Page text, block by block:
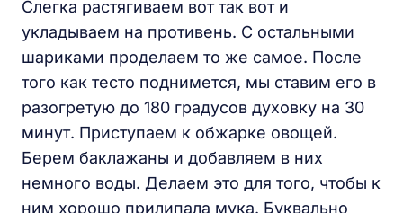
Слегка растягиваем вот так вот и
укладываем на противень. С остальными
шариками проделаем то же самое. После
того как тесто поднимется, мы ставим его в
разогретую до 180 градусов духовку на 30
минут. Приступаем к обжарке овощей.
Берем баклажаны и добавляем в них
немного воды. Делаем это для того, чтобы к
ним хорошо прилипала мука. Буквально